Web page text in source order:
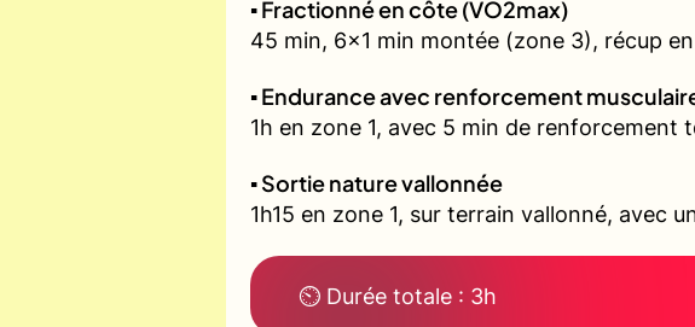
▪️ Fractionné en côte (VO2max)
45 min, 6x1 min montée (zone 3), récup
▪️ Endurance avec renforcement
1h en zone 1, avec 5 min de renforcement
▪️ Sortie nature vallonnée
1h15 en zone 1, sur terrain vallonné, avec
⏲ Durée totale : 3h